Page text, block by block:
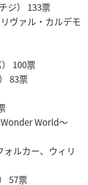
ジ） 133票
ヴァル・カルデモ
100票
83票
World〜
ルカー、ウィリ
57票